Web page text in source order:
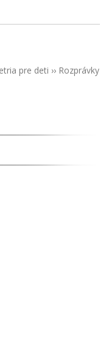
pre deti ›› Rozprávky